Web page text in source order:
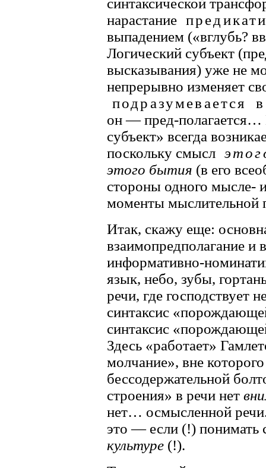
синтаксической
нарастание
выпадением («вглубь?
Логический субъект
высказывания) уже не
непрерывно изменяет
подразумевается
он — пред-
субъект» всегда
поскольку смысл
этого бытия (в его
стороны одного мысле-
моменты мыслительной
Итак, скажу еще:
взаимопредполагание и
информативно-
язык, небо, зубы,
речи, где господствует
синтаксис
синтаксис
Здесь «работает»
молчание», вне
бессодержательной
строения» в речи нет
нет… осмысленной
это — если (!) понимать
культуре(!).